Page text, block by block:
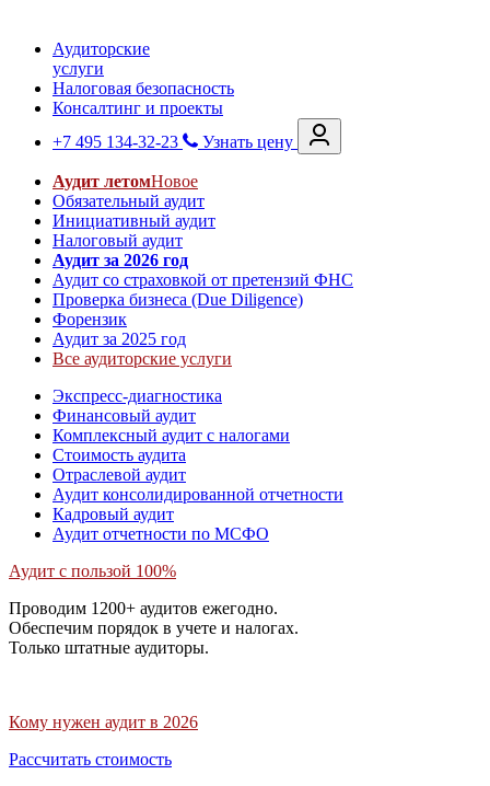
Аудиторские
услуги
Налоговая безопасность
Консалтинг и проекты
+7 495 134-32-23
Узнать цену
Аудит летомНовое
Обязательный аудит
Инициативный аудит
Налоговый аудит
Аудит за 2026 год
Аудит со страховкой от претензий ФНС
Проверка бизнеса (Due Diligence)
Форензик
Аудит за 2025 год
Все аудиторские услуги
Экспресс-диагностика
Финансовый аудит
Комплексный аудит с налогами
Стоимость аудита
Отраслевой аудит
Аудит консолидированной отчетности
Кадровый аудит
Аудит отчетности по МСФО
Аудит с пользой 100%
Проводим 1200+ аудитов ежегодно.
Обеспечим порядок в учете и налогах.
Только штатные аудиторы.
Кому нужен аудит в 2026
Рассчитать стоимость